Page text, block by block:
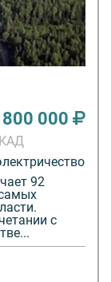
800 000
92
с